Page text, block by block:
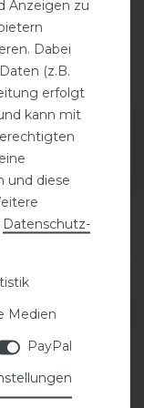
zu
Anzeigen zu
Dabei
(z.B.
erfolgt
kann mit
und diese
Daten­schutz­
Medien
PayPal